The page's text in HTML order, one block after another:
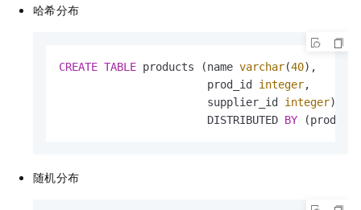
哈希分布
CREATE TABLE products (name varchar(40),
                       prod_id
integer,
                       supplier_id
integer)
                       DISTRIBUTED
BY
随机分布